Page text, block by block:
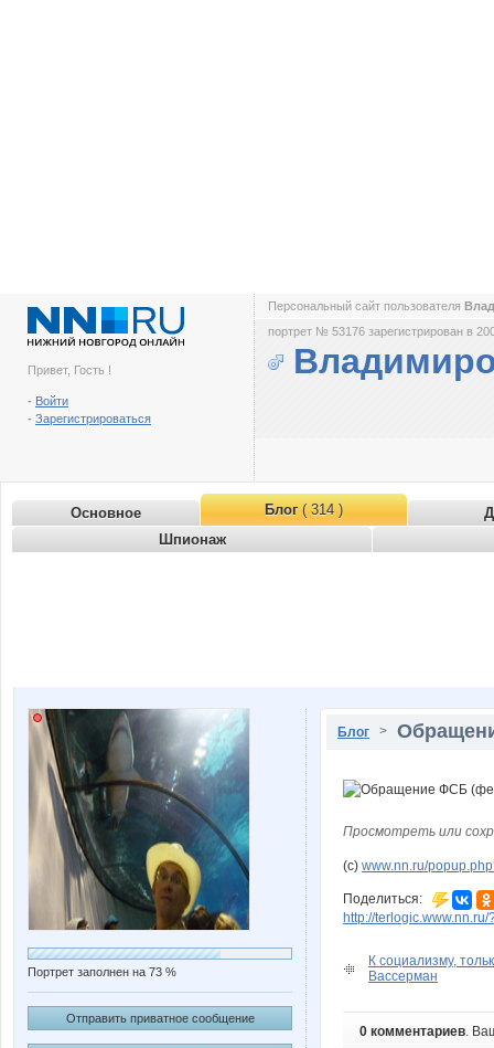
Привет, Гость !
- Войти
- Зарегистрироваться
Персональный сайт пользователя
портрет № 53176 зарегистрирован в
Основное Блог( 314 )
Шпионаж
Портрет заполнен на 73 %
Отправить приватное сообщение
Блог >
Просмотреть или
(с) www.nn.ru/
Поделиться:
http://
К социализму,
Вассерман
0 комментариев.